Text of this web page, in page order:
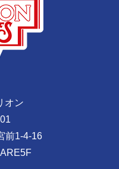
オン
前1-4-16